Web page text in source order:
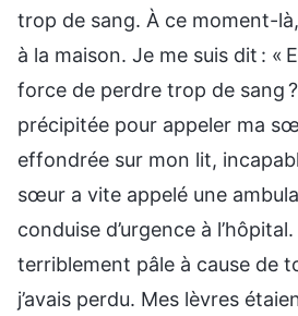
trop de sang. À ce moment-
à la maison. Je me suis dit : «
force de perdre trop de sang
précipitée pour appeler ma
effondrée sur mon lit,
sœur a vite appelé une
conduise d’urgence à l’hôpital.
terriblement pâle à cause de
j’avais perdu. Mes lèvres